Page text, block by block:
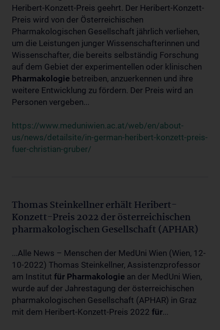
Heribert-Konzett-Preis geehrt. Der Heribert-Konzett-
Preis wird von der Österreichischen
Pharmakologischen Gesellschaft jährlich verliehen,
um die Leistungen junger Wissenschafterinnen und
Wissenschafter, die bereits selbständig Forschung
auf dem Gebiet der experimentellen oder klinischen
Pharmakologie betreiben, anzuerkennen und ihre
weitere Entwicklung zu fördern. Der Preis wird an
Personen vergeben...
https://www.meduniwien.ac.at/web/en/about-
us/news/detailsite/in-german-heribert-konzett-preis-
fuer-christian-gruber/
Thomas Steinkellner erhält Heribert-
Konzett-Preis 2022 der österreichischen
pharmakologischen Gesellschaft (APHAR)
...Alle News – Menschen der MedUni Wien (Wien, 12-
10-2022) Thomas Steinkellner, Assistenzprofessor
am Institut für Pharmakologie an der MedUni Wien,
wurde auf der Jahrestagung der österreichischen
pharmakologischen Gesellschaft (APHAR) in Graz
mit dem Heribert-Konzett-Preis 2022 für...